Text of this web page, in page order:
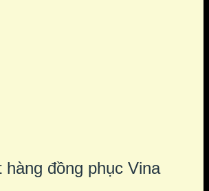
đồng phục Vina